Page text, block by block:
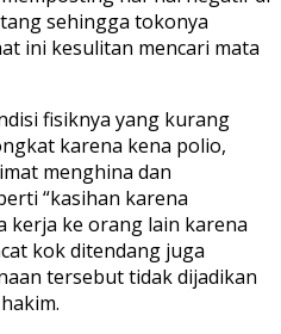
sehingga tokonya
ini kesulitan mencari mata
fisiknya yang kurang
karena kena polio,
menghina dan
“kasihan karena
kerja ke orang lain karena
kok ditendang juga
tersebut tidak dijadikan